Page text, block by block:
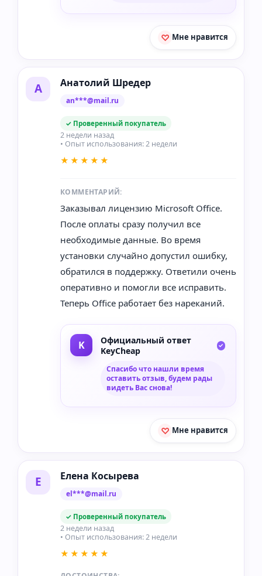
Мне нравится
А Анатолий Шредер
an***@mail.ru
✓ Проверенный покупатель
2 недели назад
• Опыт использования: 2 недели
★★★★★
КОММЕНТАРИЙ:
Заказывал лицензию Microsoft Office.
После оплаты сразу получил все
необходимые данные. Во время
установки случайно допустил ошибку,
обратился в поддержку. Ответили очень
оперативно и помогли все исправить.
Теперь Office работает без нареканий.
Официальный ответ
KeyCheap
Спасибо что нашли время
оставить отзыв, будем рады
видеть Вас снова!
Мне нравится
Е Елена Косырева
el***@mail.ru
✓ Проверенный покупатель
2 недели назад
• Опыт использования: 2 недели
★★★★★